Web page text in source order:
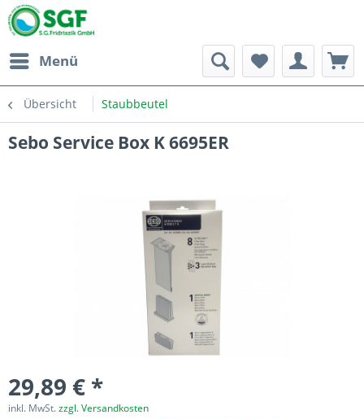
Menü
Übersicht Staubbeutel
Sebo Service Box K 6695ER
29,89 € *
inkl. MwSt.zzgl. Versandkosten